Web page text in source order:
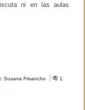
ni en las aulas
Susana Frisancho
1